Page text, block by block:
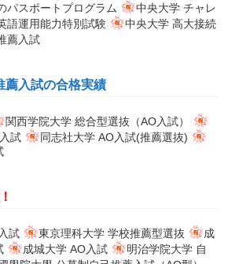
パスポートプログラム
中央大学 チャレ
語運用能力特別試験
中央大学 高大接続
薦入試
薦入試の合格実績
関西学院大学 総合型選抜（AO入試）
試
同志社大学 AO入試(推薦選抜)
試 東京理科大学 学校推薦型選抜
成
成城大学 AO入試
明治学院大学 自